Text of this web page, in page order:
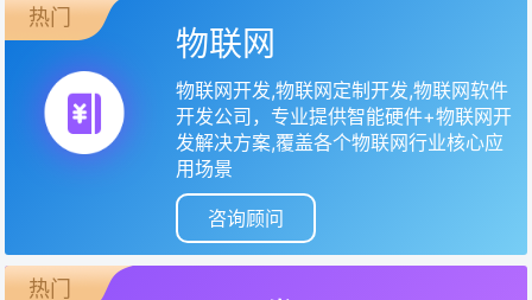
热门
物联网
物联网开发,物联网定制开发,物联网软件
开发公司，专业提供智能硬件+物联网开
发解决方案,覆盖各个物联网行业核心应
用场景
咨询顾问
热门